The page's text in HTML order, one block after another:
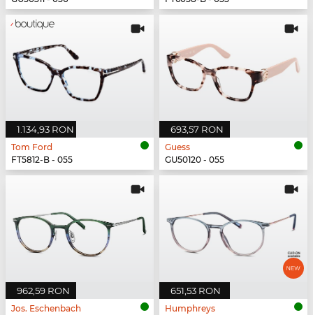
1.134,93 RON
Tom Ford
FT5812-B - 055
693,57 RON
Guess
GU50120 - 055
962,59 RON
Jos. Eschenbach
651,53 RON
Humphreys